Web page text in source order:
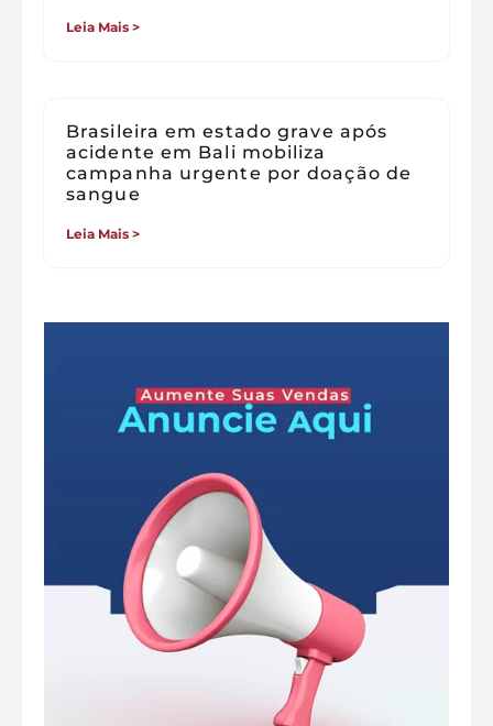
Leia Mais >
Brasileira em estado grave após
acidente em Bali mobiliza
campanha urgente por doação de
sangue
Leia Mais >